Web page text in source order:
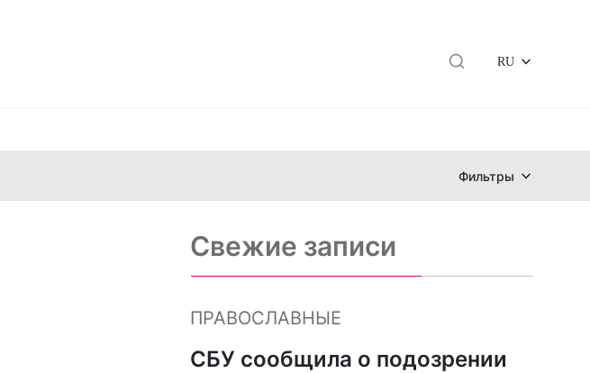
RU
Фильтры
Свежие записи
ПРАВОСЛАВНЫЕ
СБУ сообщила о подозрении